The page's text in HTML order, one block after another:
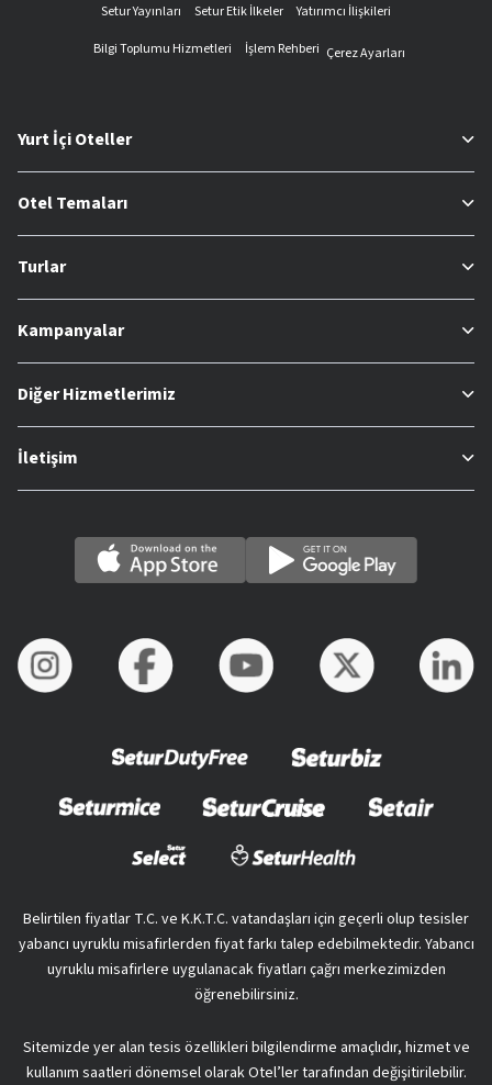
Setur Yayınları
Setur Etik İlkeler
Yatırımcı İlişkileri
Bilgi Toplumu Hizmetleri
İşlem Rehberi Çerez Ayarları
Yurt İçi Oteller
Otel Temaları
Turlar
Kampanyalar
Diğer Hizmetlerimiz
İletişim
Belirtilen fiyatlar T.C. ve K.K.T.C. vatandaşları için geçerli olup tesisler
yabancı uyruklu misafirlerden fiyat farkı talep edebilmektedir. Yabancı
uyruklu misafirlere uygulanacak fiyatları çağrı merkezimizden
öğrenebilirsiniz.
Sitemizde yer alan tesis özellikleri bilgilendirme amaçlıdır, hizmet ve
kullanım saatleri dönemsel olarak Otel’ler tarafından değişitirilebilir.